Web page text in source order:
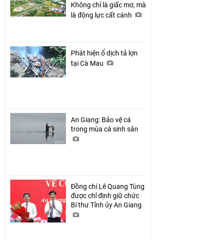
Không chỉ là giấc mơ, mà
là động lực cất cánh
Phát hiện ổ dịch tả lợn
tại Cà Mau
An Giang: Bảo vệ cá
trong mùa cá sinh sản
Đồng chí Lê Quang Tùng
được chỉ định giữ chức
Bí thư Tỉnh ủy An Giang